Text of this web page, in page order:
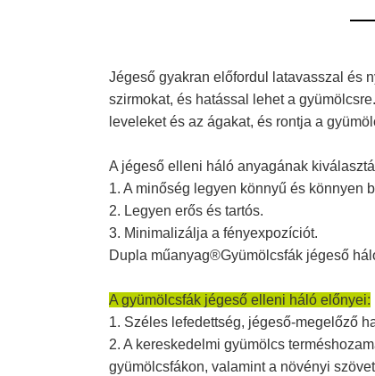
Jégeső gyakran előfordul latavasszal és
szirmokat, és hatással lehet a
leveleket és az ágakat, és rontja a
A jégeső elleni háló anyagának
1. A minőség legyen könnyű és könnyen
2. Legyen erős és tartós.
3. Minimalizálja a fényexpozíciót.
Dupla műanyag®Gyümölcsfák jégeső
A gyümölcsfák jégeső elleni háló előnyei:
1. Széles lefedettség, jégeső-megelőző
2. A kereskedelmi gyümölcs
gyümölcsfákon, valamint a növényi